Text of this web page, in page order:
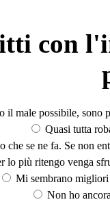
con
il male possibile, sono
Quasi tutta
se ne fa. Se non
lo più ritengo venga
Mi sembrano
Non ho